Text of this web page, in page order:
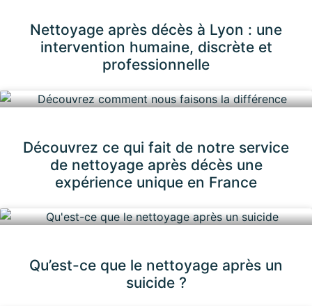
Nettoyage après décès à Lyon : une
intervention humaine, discrète et
professionnelle
Découvrez ce qui fait de notre service
de nettoyage après décès une
expérience unique en France
Qu’est-ce que le nettoyage après un
suicide ?